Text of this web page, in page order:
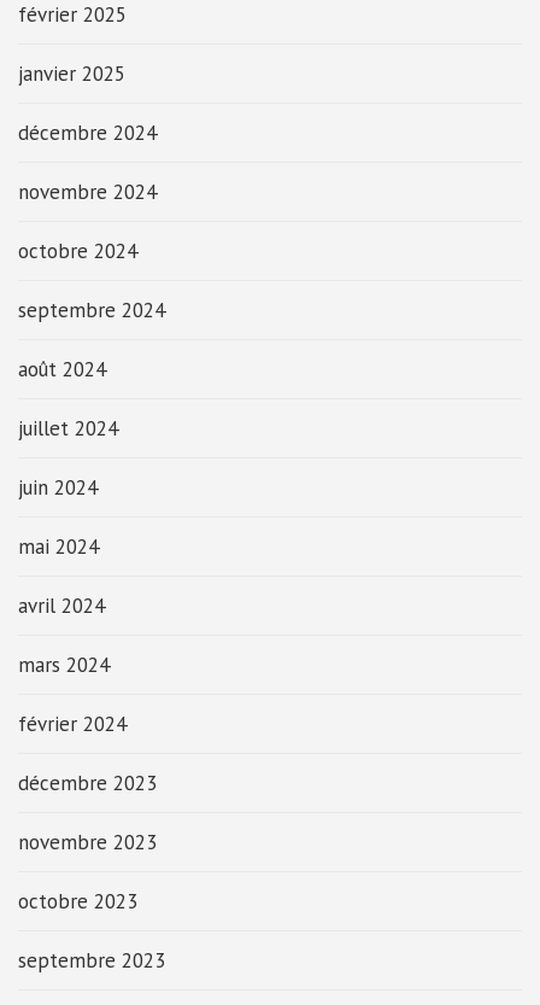
février 2025
janvier 2025
décembre 2024
novembre 2024
octobre 2024
septembre 2024
août 2024
juillet 2024
juin 2024
mai 2024
avril 2024
mars 2024
février 2024
décembre 2023
novembre 2023
octobre 2023
septembre 2023